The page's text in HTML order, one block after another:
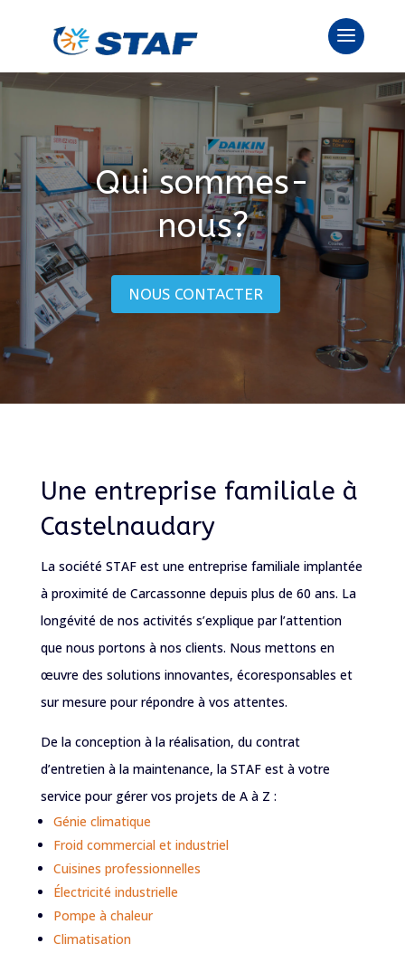
Qui sommes-
nous?
NOUS CONTACTER
Une entreprise familiale à
Castelnaudary
La société STAF est une entreprise familiale implantée
à proximité de Carcassonne depuis plus de 60 ans. La
longévité de nos activités s’explique par l’attention
que nous portons à nos clients. Nous mettons en
œuvre des solutions innovantes, écoresponsables et
sur mesure pour répondre à vos attentes.
De la conception à la réalisation, du contrat
d’entretien à la maintenance, la STAF est à votre
service pour gérer vos projets de A à Z :
Génie climatique
Froid commercial et industriel
Cuisines professionnelles
Électricité industrielle
Pompe à chaleur
Climatisation